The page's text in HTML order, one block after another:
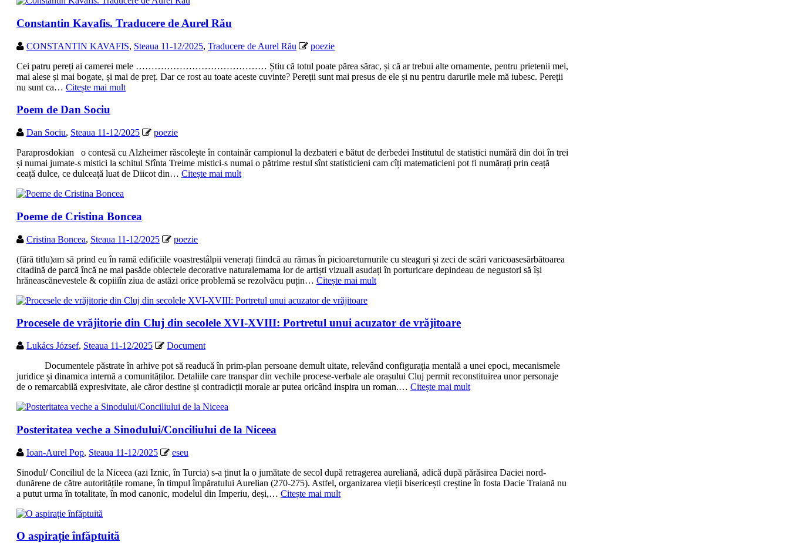
Constantin Kavafis. Traducere de Aurel Rău
CONSTANTIN KAVAFIS, Steaua 11-12/2025, Traducere de Aurel Rău
poezie
Cei patru pereți ai camerei mele …………………………………… Știu că totul poate părea sărac, și că ar trebui alte ornamente, pentru prietenii mei,
mai alese și mai bogate, și mai de preț. Dar ce rost au toate aceste cuvinte? Pereții sunt mai presus de ele și nu pentru darurile mele mă iubesc. Pereții
nu sunt ca… Citește mai mult
Poem de Dan Sociu
Dan Sociu, Steaua 11-12/2025
poezie
Paraprosdokian o contesă cu Alzheimer răscolește în containăr campionul la dezbateri e bătut de derbedei Institutul de statistici numără din doi în trei
și numai jumate-s mistici la schitul Sfînta Treime mistici-s numai o pătrime restul sînt statisticieni cam cîți matematicieni pot fi numărați prin ceață
ceață dulce, ce dulceață luat de Diicot din… Citește mai mult
Poeme de Cristina Boncea
Cristina Boncea, Steaua 11-12/2025
poezie
(fără titlu)am să prind eu în ramă edificiile voastrestâlpii venerați fiindcă au rămas în picioareturnurile cu steaguri și zeci de scări varicoasesărbătoarea
citadină de parcă încă ne mai pasăde obiectele decorative naturalemama lor de artiști vizuali asudați în porturicare depindeau de negustori să își
hrăneascănevestele & copiiiîn ziua de astăzi orice problemă se rezolvăcu puțin… Citește mai mult
Procesele de vrăjitorie din Cluj din secolele XVI-XVIII: Portretul unui acuzator de vrăjitoare
Lukács József, Steaua 11-12/2025
Document
Documentele păstrate în arhive pot să readucă în prim-plan persoane demult uitate, relevând configurația mentală a unei epoci, mecanismele
juridice și dinamica internă a comunităților. Detaliile care transpar din vechile procese-verbale ale orașului Cluj permit reconstituirea unor personaje
de o remarcabilă expresivitate, ale căror destine și contradicții morale ar putea oricând inspira un roman.… Citește mai mult
Posteritatea veche a Sinodului/Conciliului de la Niceea
Ioan-Aurel Pop, Steaua 11-12/2025
eseu
Sinodul/ Conciliul de la Niceea (azi Iznic, în Turcia) s-a ținut la o jumătate de secol după retragerea aureliană, adică după părăsirea Daciei nord-
dunărene de către autoritățile romane, în timpul împăratului Aurelian (270-275). Astfel, organizarea vieții bisericești creștine în fosta Dacie Traiană nu
a putut urma în totalitate, în mod canonic, modelul din Imperiu, deși,… Citește mai mult
O aspirație înfăptuită